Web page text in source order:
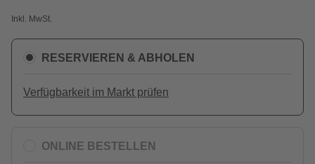
Inkl. MwSt.
RESERVIEREN & ABHOLEN
Verfügbarkeit im Markt prüfen
ONLINE BESTELLEN